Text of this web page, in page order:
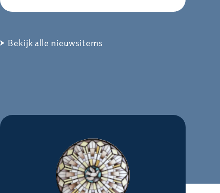
Bekijk alle nieuwsitems